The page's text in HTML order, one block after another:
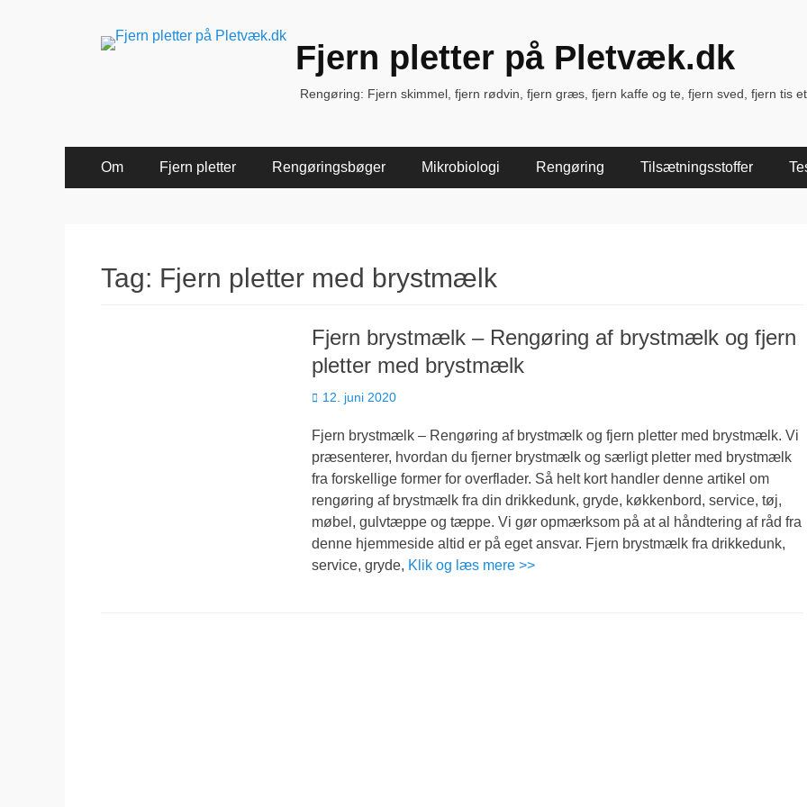
Fjern pletter på Pletvæk.dk
Rengøring: Fjern skimmel, fjern rødvin, fjern græs, fjern kaffe og te, fjern sved, fjern tis
Primær
Menu
Om Fjern pletter Rengøringsbøger Mikrobiologi Rengøring Tilsætningsstoffer
Tag: Fjern pletter med brystmælk
Fjern brystmælk – Rengøring af brystmælk og fjern
pletter med brystmælk
Udgivet
12. juni 2020
Fjern brystmælk – Rengøring af brystmælk og fjern pletter med brystmælk. Vi
præsenterer, hvordan du fjerner brystmælk og særligt pletter med brystmælk
fra forskellige former for overflader. Så helt kort handler denne artikel om
rengøring af brystmælk fra din drikkedunk, gryde, køkkenbord, service, tøj,
møbel, gulvtæppe og tæppe. Vi gør opmærksom på at al håndtering af råd fra
denne hjemmeside altid er på eget ansvar. Fjern brystmælk fra drikkedunk,
service, gryde, Klik og læs mere >>